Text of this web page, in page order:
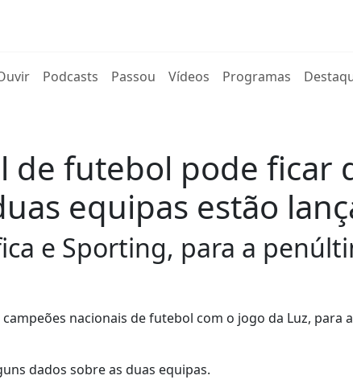
(current)
Podcasts Passou Vídeos Programas
de futebol pode ficar
equipas estão
e Sporting, para a
nacionais de futebol com o jogo da Luz, para
dados sobre as duas equipas.